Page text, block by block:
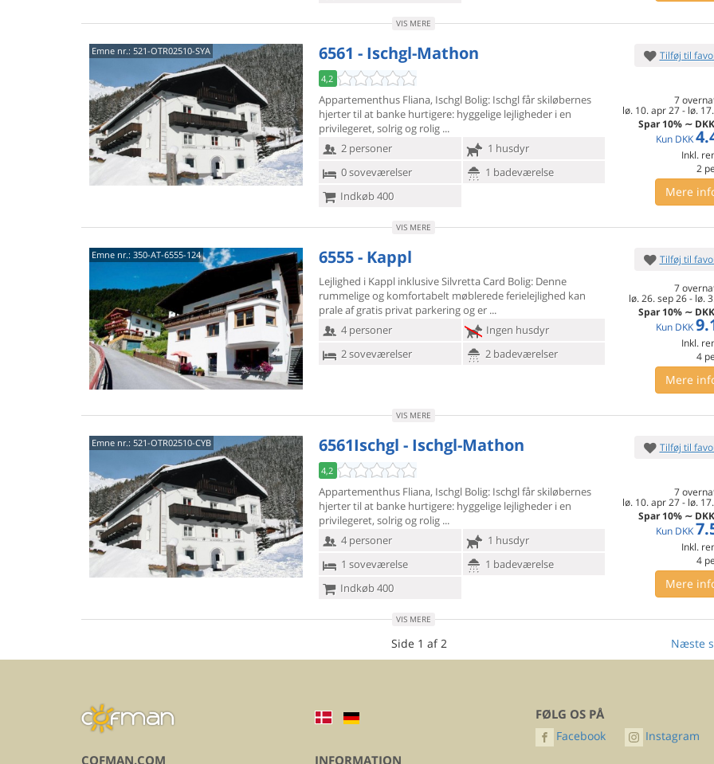
VIS MERE
Emne nr.: 521-OTR02510-SYA 6561 - Ischgl-Mathon
4,2
Appartementhus Fliana, Ischgl Bolig: Ischgl får skiløbernes
hjerter til at banke hurtigere: hyggelige lejligheder i en
privilegeret, solrig og rolig
2 personer
1 husdyr
0 soveværelser
1 badeværelse
Indkøb 400
Tilføj til
7
lø. 10. apr 27- lø.
Spar 10% ∼ DKK
Kun DKK
Inkl.
2
Mere
VIS MERE
Emne nr.: 350-AT-6555-124 6555 - Kappl
Lejlighed i Kappl inklusive Silvretta Card Bolig: Denne
rummelige og komfortabelt møblerede ferielejlighed kan
prale af gratis privat parkering og er
4 personer
Ingen husdyr
2 soveværelser
2 badeværelser
Tilføj til
7
lø. 26. sep 26- lø.
Spar 10% ∼ DKK
Kun DKK
Inkl.
4
Mere
VIS MERE
Emne nr.: 521-OTR02510-CYB 6561Ischgl - Ischgl-Mathon
4,2
Appartementhus Fliana, Ischgl Bolig: Ischgl får skiløbernes
hjerter til at banke hurtigere: hyggelige lejligheder i en
privilegeret, solrig og rolig
4 personer
1 husdyr
1 soveværelse
1 badeværelse
Indkøb 400
Tilføj til
7
lø. 10. apr 27- lø.
Spar 10% ∼ DKK
Kun DKK
Inkl.
4
Mere
VIS MERE
Side 1 af 2 Næste
COFMAN.COM INFORMATION
FØLG OS PÅ
Facebook Instagram